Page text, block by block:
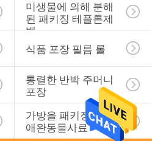
미생물에 의해 분해
된 패키징 테플론제
백
식품 포장 필름 롤
통렬한 반박 주머니
포장
가방을 패키징하는
애완동물사료